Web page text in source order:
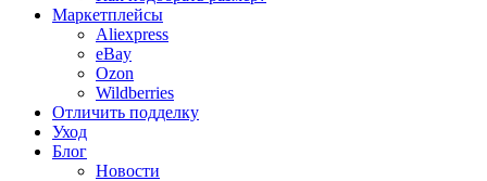
Маркетплейсы
Aliexpress
eBay
Ozon
Wildberries
Отличить подделку
Уход
Блог
Новости